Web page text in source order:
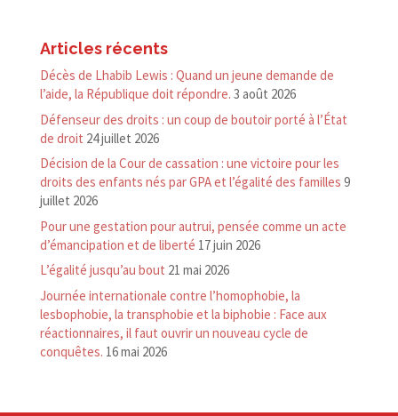
Articles récents
Décès de Lhabib Lewis : Quand un jeune demande de
l’aide, la République doit répondre. 3 août 2026
Défenseur des droits : un coup de boutoir porté à l’État
de droit 24 juillet 2026
Décision de la Cour de cassation : une victoire pour les
droits des enfants nés par GPA et l’égalité des familles 9
juillet 2026
Pour une gestation pour autrui, pensée comme un acte
d’émancipation et de liberté 17 juin 2026
L’égalité jusqu’au bout 21 mai 2026
Journée internationale contre l’homophobie, la
lesbophobie, la transphobie et la biphobie : Face aux
réactionnaires, il faut ouvrir un nouveau cycle de
conquêtes. 16 mai 2026